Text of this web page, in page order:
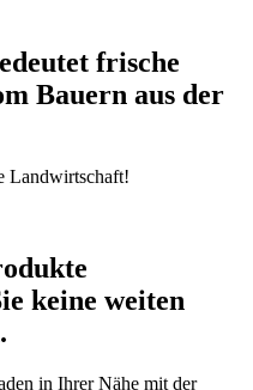
frische
Bauern aus der
Landwirtschaft!
keine weiten
in Ihrer Nähe mit der